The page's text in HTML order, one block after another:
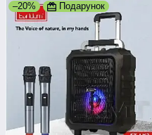
–20% Подарунок